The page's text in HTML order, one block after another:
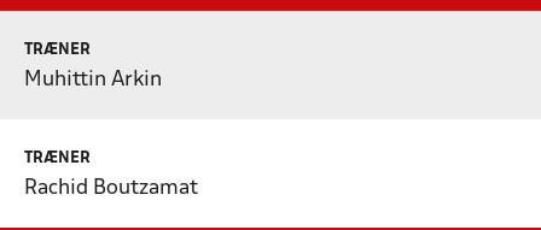
TRÆNER
Muhittin Arkin
TRÆNER
Rachid Boutzamat